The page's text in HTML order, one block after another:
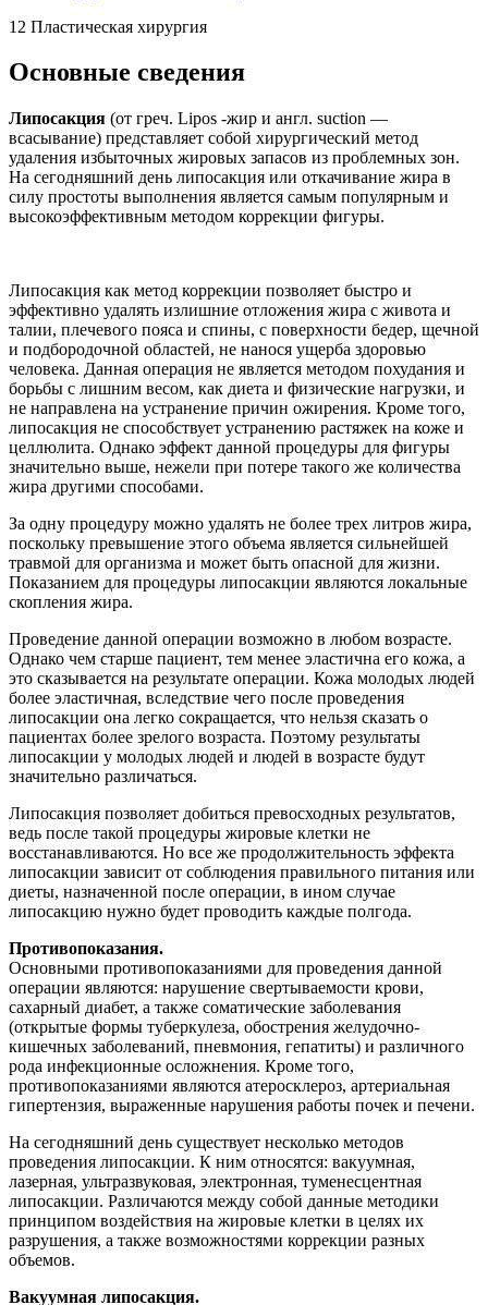
12 Пластическая хирургия
Основные сведения
Липосакция (от греч. Lipos -жир и англ. suction —
всасывание) представляет собой хирургический метод
удаления избыточных жировых запасов из проблемных зон.
На сегодняшний день липосакция или откачивание жира в
силу простоты выполнения является самым популярным и
высокоэффективным методом коррекции фигуры.
Липосакция как метод коррекции позволяет быстро и
эффективно удалять излишние отложения жира с живота и
талии, плечевого пояса и спины, с поверхности бедер, щечной
и подбородочной областей, не нанося ущерба здоровью
человека. Данная операция не является методом похудания и
борьбы с лишним весом, как диета и физические нагрузки, и
не направлена на устранение причин ожирения. Кроме того,
липосакция не способствует устранению растяжек на коже и
целлюлита. Однако эффект данной процедуры для фигуры
значительно выше, нежели при потере такого же количества
жира другими способами.
За одну процедуру можно удалять не более трех литров жира,
поскольку превышение этого объема является сильнейшей
травмой для организма и может быть опасной для жизни.
Показанием для процедуры липосакции являются локальные
скопления жира.
Проведение данной операции возможно в любом возрасте.
Однако чем старше пациент, тем менее эластична его кожа, а
это сказывается на результате операции. Кожа молодых людей
более эластичная, вследствие чего после проведения
липосакции она легко сокращается, что нельзя сказать о
пациентах более зрелого возраста. Поэтому результаты
липосакции у молодых людей и людей в возрасте будут
значительно различаться.
Липосакция позволяет добиться превосходных результатов,
ведь после такой процедуры жировые клетки не
восстанавливаются. Но все же продолжительность эффекта
липосакции зависит от соблюдения правильного питания или
диеты, назначенной после операции, в ином случае
липосакцию нужно будет проводить каждые полгода.
Противопоказания.
Основными противопоказаниями для проведения данной
операции являются: нарушение свертываемости крови,
сахарный диабет, а также соматические заболевания
(открытые формы туберкулеза, обострения желудочно-
кишечных заболеваний, пневмония, гепатиты) и различного
рода инфекционные осложнения. Кроме того,
противопоказаниями являются атеросклероз, артериальная
гипертензия, выраженные нарушения работы почек и печени.
На сегодняшний день существует несколько методов
проведения липосакции. К ним относятся: вакуумная,
лазерная, ультразвуковая, электронная, туменесцентная
липосакции. Различаются между собой данные методики
принципом воздействия на жировые клетки в целях их
разрушения, а также возможностями коррекции разных
объемов.
Вакуумная липосакция.